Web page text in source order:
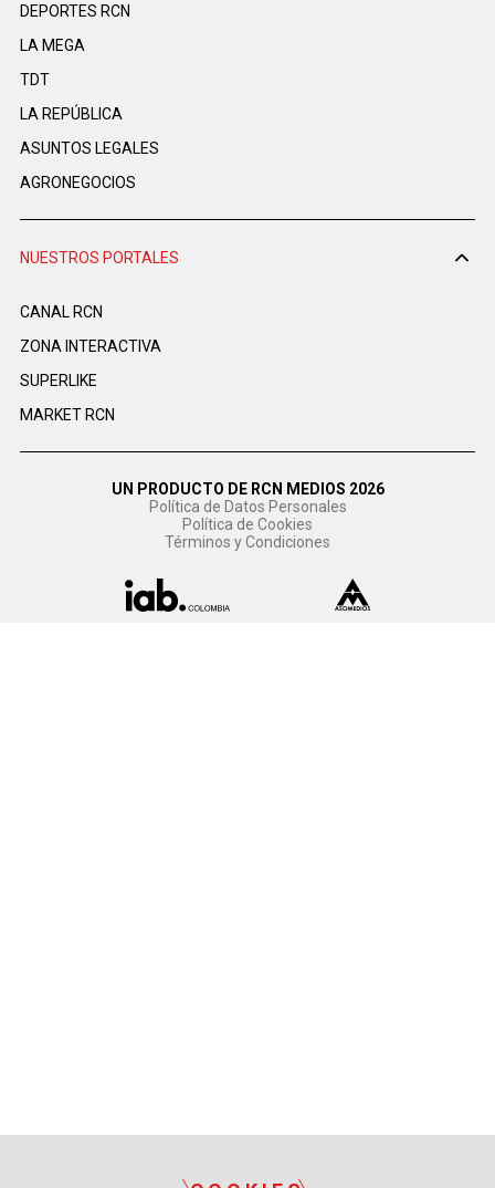
DEPORTES RCN
LA MEGA
TDT
LA REPÚBLICA
ASUNTOS LEGALES
AGRONEGOCIOS
NUESTROS PORTALES
CANAL RCN
ZONA INTERACTIVA
SUPERLIKE
MARKET RCN
UN PRODUCTO DE RCN MEDIOS 2026
Política de Datos Personales
Política de Cookies
Términos y Condiciones